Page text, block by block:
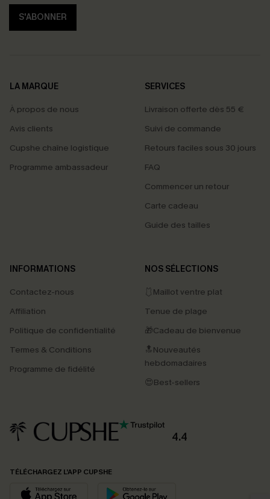
S'ABONNER
LA MARQUE
À propos de nous
Avis clients
Cupshe chaîne logistique
Programme ambassadeur
SERVICES
Livraison offerte dès 55 €
Suivi de commande
Retours faciles sous 30 jours
FAQ
Commencer un retour
Carte cadeau
Guide des tailles
INFORMATIONS
Contactez-nous
Affiliation
Politique de confidentialité
Termes & Conditions
Programme de fidélité
NOS SÉLECTIONS
🩱Maillot ventre plat
Tenue de plage
🎁Cadeau de bienvenue
🔝Nouveautés
hebdomadaires
😍Best-sellers
4.4
TÉLÉCHARGEZ L’APP CUPSHE
PROFITEZ DE -15%
-15% dès 2 Achetés par E-mail